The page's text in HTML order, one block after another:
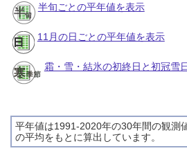
半旬ごとの平年値を表示
11月の日ごとの平年値を表示
霜・雪・結氷の初終日と初冠雪
平年値は1991-2020年の30年間の観測
の平均をもとに算出しています。